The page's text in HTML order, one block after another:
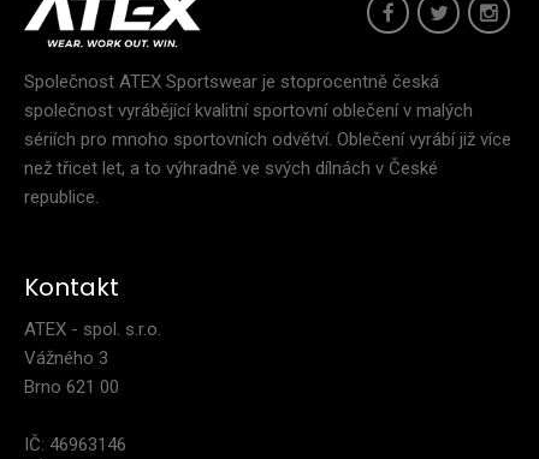
Společnost ATEX Sportswear je stoprocentně česká
společnost vyrábějící kvalitní sportovní oblečení v malých
sériích pro mnoho sportovních odvětví. Oblečení vyrábí již více
než třicet let, a to výhradně ve svých dílnách v České
republice.
Kontakt
ATEX - spol. s.r.o.
Vážného 3
Brno 621 00
IČ: 46963146